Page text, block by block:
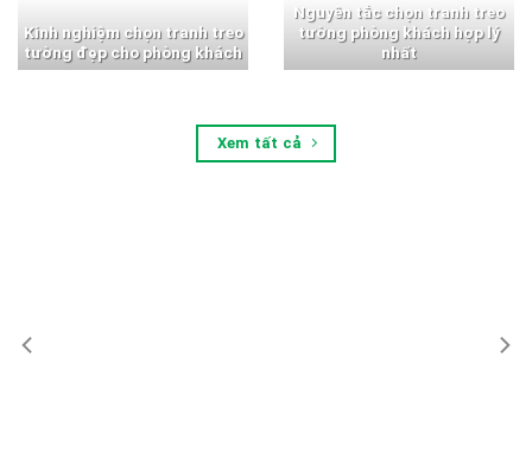
Kinh nghiệm chọn tranh treo
tường đẹp cho phòng khách
Nguyên tắc chọn tranh treo
tường phòng khách hợp lý
nhất
Xem tất cả